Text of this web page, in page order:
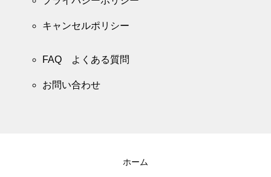
キャンセルポリシー
FAQ よくある質問
お問い合わせ
ホーム